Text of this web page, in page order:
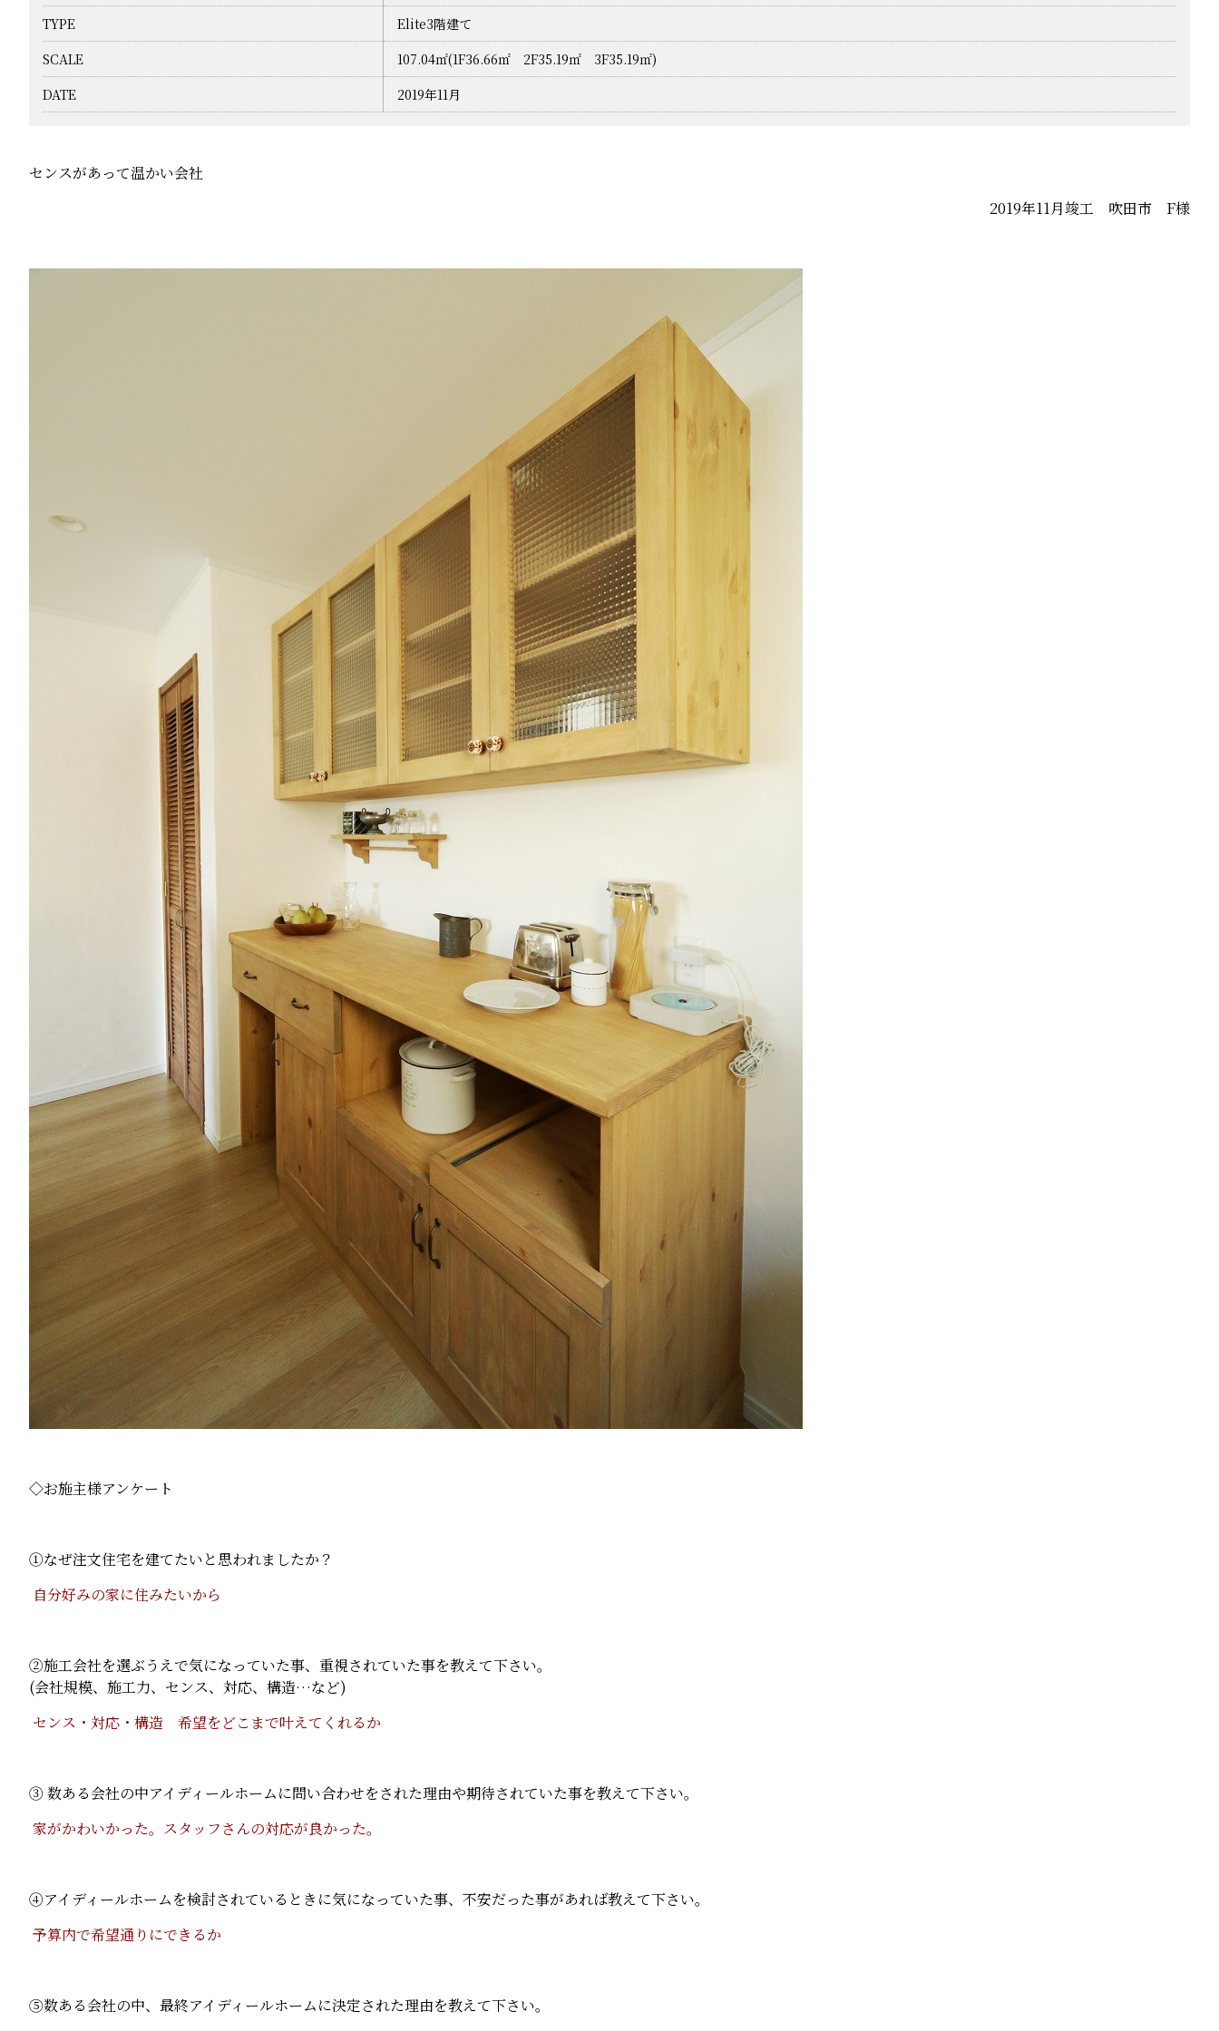
TYPE
Elite3階建て
SCALE
107.04㎡(1F36.66㎡ 2F35.19㎡ 3F35.19㎡)
DATE
2019年11月
センスがあって温かい会社
2019年11月竣工 吹田市 F様
◇お施主様アンケート
①なぜ注文住宅を建てたいと思われましたか？
自分好みの家に住みたいから
②施工会社を選ぶうえで気になっていた事、重視されていた事を教えて下さい。
(会社規模、施工力、センス、対応、構造…など)
センス・対応・構造 希望をどこまで叶えてくれるか
③ 数ある会社の中アイディールホームに問い合わせをされた理由や期待されていた事を教えて下さい。
家がかわいかった。スタッフさんの対応が良かった。
④アイディールホームを検討されているときに気になっていた事、不安だった事があれば教えて下さい。
予算内で希望通りにできるか
⑤数ある会社の中、最終アイディールホームに決定された理由を教えて下さい。